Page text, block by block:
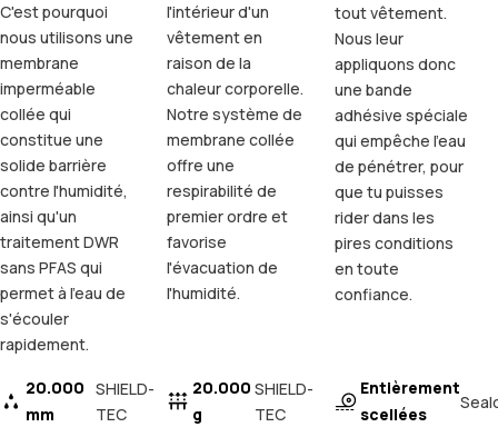
C'est pourquoi
nous utilisons une
membrane
imperméable
collée qui
constitue une
solide barrière
contre l'humidité,
ainsi qu'un
traitement DWR
sans PFAS qui
permet à l'eau de
s'écouler
rapidement.
20.000
mm
SHIELD-
TEC
l'intérieur d'un
vêtement en
raison de la
chaleur corporelle.
Notre système de
membrane collée
offre une
respirabilité de
premier ordre et
favorise
l'évacuation de
l'humidité.
20.000
g
SHIELD-
TEC
tout vêtement.
Nous leur
appliquons donc
une bande
adhésive spéciale
qui empêche l'eau
de pénétrer, pour
que tu puisses
rider dans les
pires conditions
en toute
confiance.
Entièrement
scellées